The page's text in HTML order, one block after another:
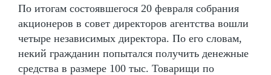
По итогам состоявшегося 20 февраля собрания
акционеров в совет директоров агентства вошли
четыре независимых директора. По его словам,
некий гражданин попытался получить денежные
средства в размере 100 тыс. Товарищи по